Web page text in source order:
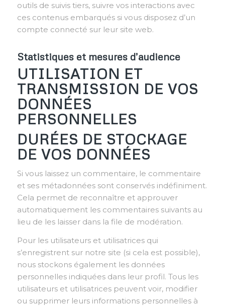
outils de suivis tiers, suivre vos interactions avec
ces contenus embarqués si vous disposez d’un
compte connecté sur leur site web.
Statistiques et mesures d’audience
UTILISATION ET
TRANSMISSION DE VOS
DONNÉES
PERSONNELLES
DURÉES DE STOCKAGE
DE VOS DONNÉES
Si vous laissez un commentaire, le commentaire
et ses métadonnées sont conservés indéfiniment.
Cela permet de reconnaître et approuver
automatiquement les commentaires suivants au
lieu de les laisser dans la file de modération.
Pour les utilisateurs et utilisatrices qui
s’enregistrent sur notre site (si cela est possible),
nous stockons également les données
personnelles indiquées dans leur profil. Tous les
utilisateurs et utilisatrices peuvent voir, modifier
ou supprimer leurs informations personnelles à